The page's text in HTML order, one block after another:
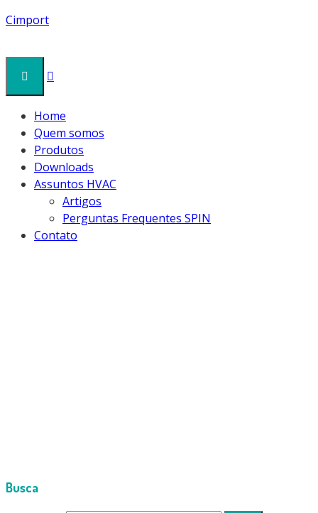
Cimport
Home
Quem somos
Produtos
Downloads
Assuntos HVAC
Artigos
Perguntas Frequentes SPIN
Contato
Busca